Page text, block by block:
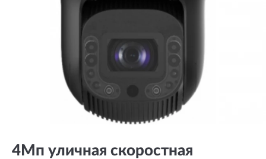
4Мп уличная скоростная